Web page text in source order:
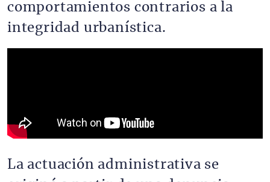
comportamientos contrarios a la
integridad urbanística.
La actuación administrativa se